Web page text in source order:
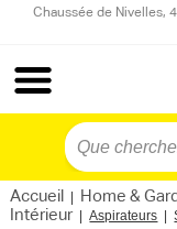
Chaussée de Nivelles,
Accueil | Home &
Intérieur|Aspirateurs |